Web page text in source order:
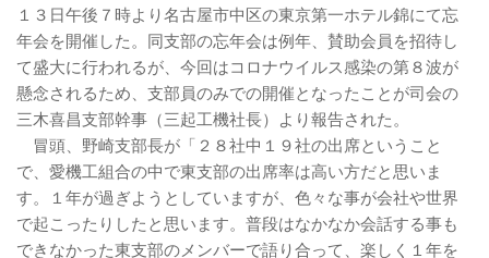
１３日午後７時より名古屋市中区の東京第一ホテル錦にて忘
年会を開催した。同支部の忘年会は例年、賛助会員を招待し
て盛大に行われるが、今回はコロナウイルス感染の第８波が
懸念されるため、支部員のみでの開催となったことが司会の
三木喜昌支部幹事（三起工機社長）より報告された。
冒頭、野崎支部長が「２８社中１９社の出席ということ
で、愛機工組合の中で東支部の出席率は高い方だと思いま
す。１年が過ぎようとしていますが、色々な事が会社や世界
で起こったりしたと思います。普段はなかなか会話する事も
できなかった東支部のメンバーで語り合って、楽しく１年を